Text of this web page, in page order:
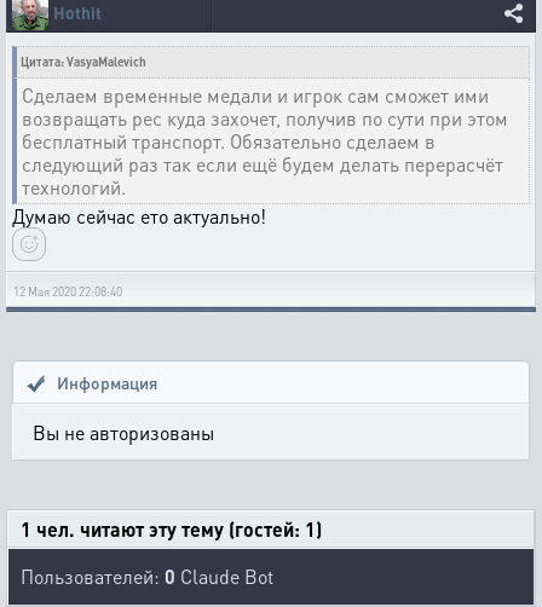
Hothit
Цитата: VasyaMalevich
Сделаем временные медали и игрок сам сможет ими
возвращать рес куда захочет, получив по сути при этом
бесплатный транспорт. Обязательно сделаем в
следующий раз так если ещё будем делать перерасчёт
технологий.
Думаю сейчас ето актуально!
12 Мая 2020 22:08:40
Информация
Вы не авторизованы
1 чел. читают эту тему (гостей: 1)
Пользователей: 0 Claude Bot